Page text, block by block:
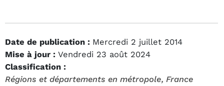
Date de publication : Mercredi 2 juillet 2014
Mise à jour : Vendredi 23 août 2024
Classification :
Régions et départements en métropole, France